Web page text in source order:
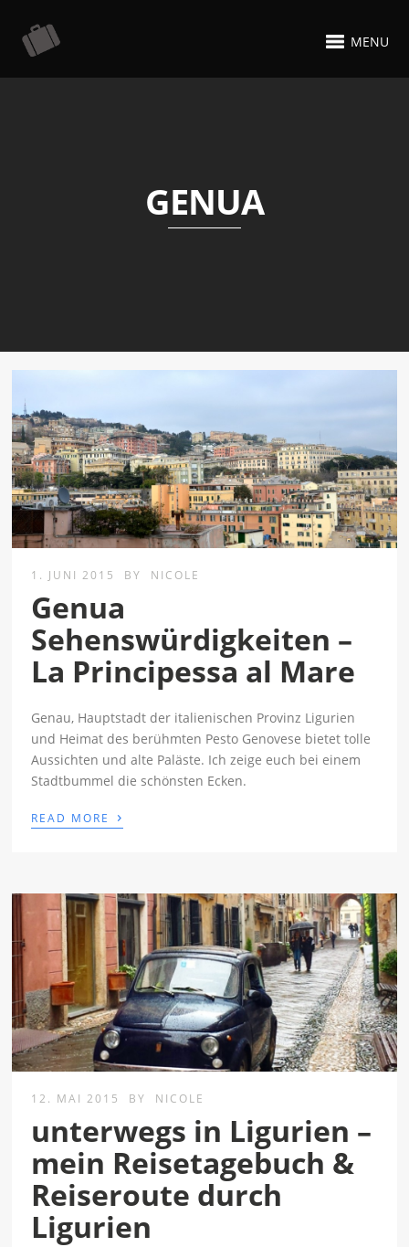
MENU
GENUA
1. JUNI 2015 BY NICOLE
Genua
Sehenswürdigkeiten –
La Principessa al Mare
Genau, Hauptstadt der italienischen Provinz Ligurien
und Heimat des berühmten Pesto Genovese bietet tolle
Aussichten und alte Paläste. Ich zeige euch bei einem
Stadtbummel die schönsten Ecken.
READ MORE ›
12. MAI 2015 BY NICOLE
unterwegs in Ligurien –
mein Reisetagebuch &
Reiseroute durch
Ligurien